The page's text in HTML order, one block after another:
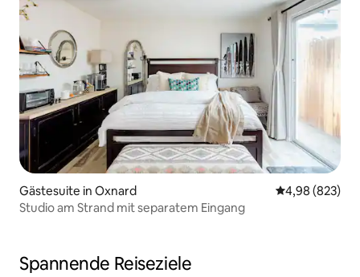
Gästesuite in Oxnard
4,98 (823)
Studio am Strand mit separatem Eingang
Spannende Reiseziele